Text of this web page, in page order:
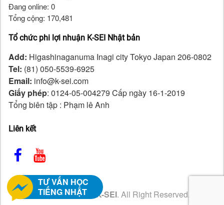
Đang online: 0
Tổng cộng: 170,481
Tổ chức phi lợi nhuận K-SEI Nhật bản
Add: Higashinaganuma Inagi city Tokyo Japan 206-0802
Tel: (81) 050-5539-6925
Email: info@k-sei.com
Giấy phép: 0124-05-004279 Cấp ngày 16-1-2019
Tổng biên tập : Phạm lê Anh
Liên kết
Copyright ©2026 K-SEI. All Right Reserved.
TƯ VẤN HỌC
TIẾNG NHẬT